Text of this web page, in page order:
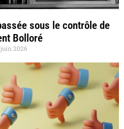
sous le contrôle de
Bolloré
juin 2026